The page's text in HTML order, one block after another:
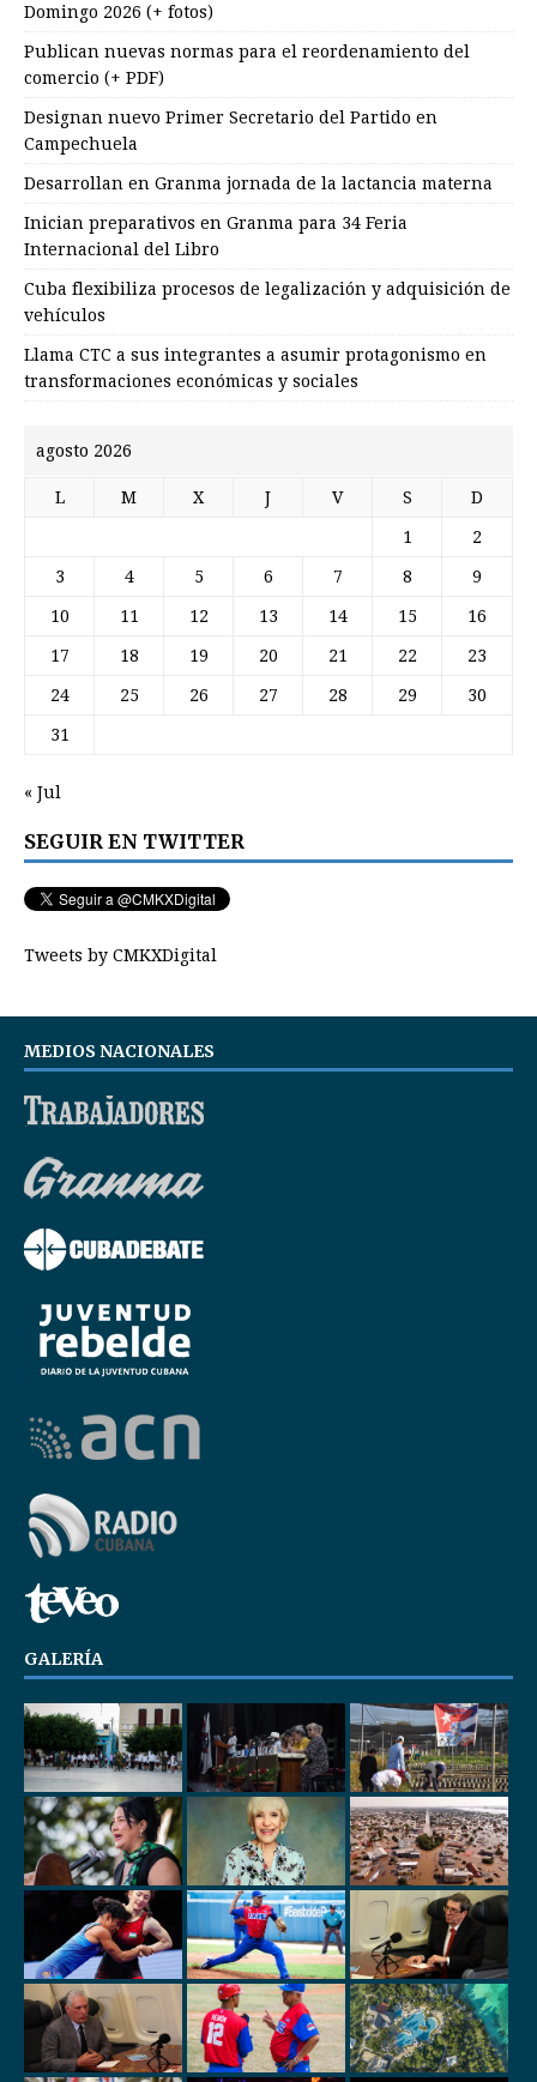
Domingo 2026 (+ fotos)
Publican nuevas normas para el reordenamiento del
comercio (+ PDF)
Designan nuevo Primer Secretario del Partido en
Campechuela
Desarrollan en Granma jornada de la lactancia materna
Inician preparativos en Granma para 34 Feria
Internacional del Libro
Cuba flexibiliza procesos de legalización y adquisición de
vehículos
Llama CTC a sus integrantes a asumir protagonismo en
transformaciones económicas y sociales
agosto 2026
L M X J V S D
1 2
3 4 5 6 7 8 9
10 11 12 13 14 15 16
17 18 19 20 21 22 23
24 25 26 27 28 29 30
31
« Jul
SEGUIR EN TWITTER
Tweets by CMKXDigital
MEDIOS NACIONALES
GALERÍA